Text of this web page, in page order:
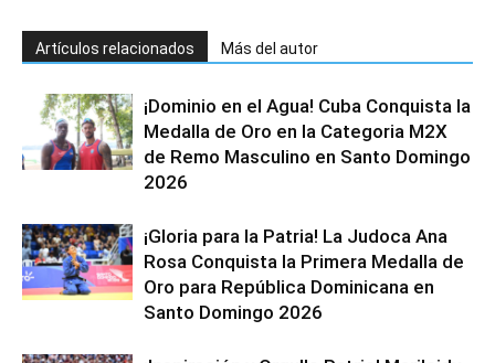
Artículos relacionados Más del autor
¡Dominio en el Agua! Cuba Conquista la
Medalla de Oro en la Categoria M2X
de Remo Masculino en Santo Domingo
2026
¡Gloria para la Patria! La Judoca Ana
Rosa Conquista la Primera Medalla de
Oro para República Dominicana en
Santo Domingo 2026